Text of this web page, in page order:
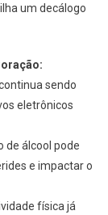
um decálogo
sendo
eletrônicos
de álcool pode
e impactar o
física já